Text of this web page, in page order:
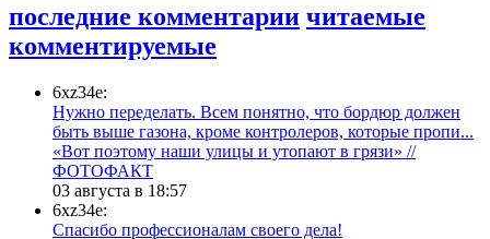
последние комментарии читаемые
комментируемые
6xz34e:
Нужно переделать. Всем понятно, что бордюр должен
быть выше газона, кроме контролеров, которые пропи...
«Вот поэтому наши улицы и утопают в грязи» //
ФОТОФАКТ
03 августа в 18:57
6xz34e:
Спасибо профессионалам своего дела!